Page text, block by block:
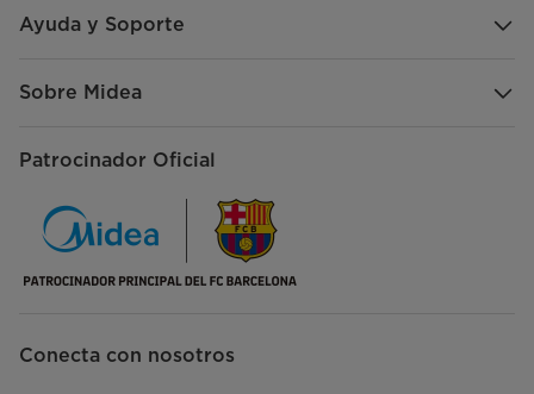
Ayuda y Soporte
Sobre Midea
Patrocinador Oficial
Conecta con nosotros